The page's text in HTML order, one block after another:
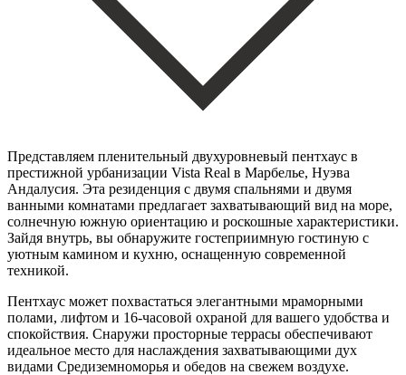
Представляем пленительный двухуровневый пентхаус в
престижной урбанизации Vista Real в Марбелье, Нуэва
Андалусия. Эта резиденция с двумя спальнями и двумя
ванными комнатами предлагает захватывающий вид на море,
солнечную южную ориентацию и роскошные характеристики.
Зайдя внутрь, вы обнаружите гостеприимную гостиную с
уютным камином и кухню, оснащенную современной
техникой.
Пентхаус может похвастаться элегантными мраморными
полами, лифтом и 16-часовой охраной для вашего удобства и
спокойствия. Снаружи просторные террасы обеспечивают
идеальное место для наслаждения захватывающими дух
видами Средиземноморья и обедов на свежем воздухе. ‌